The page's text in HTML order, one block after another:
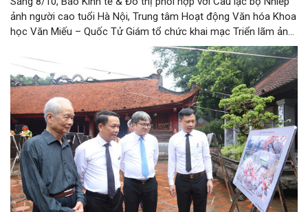
ảnh người cao tuổi Hà Nội, Trung tâm Hoạt động Văn hóa Khoa
học Văn Miếu – Quốc Tử Giám tổ chức khai mạc Triển lãm ảnh
“Hà Nội trong tôi” lần thứ 20 - năm 2025 với chủ đề “Hà Nội
trong Kỷ nguyên vươn mình”.